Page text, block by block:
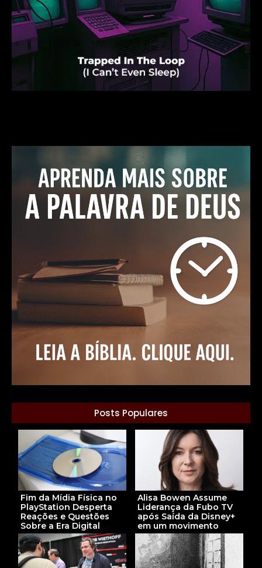
Posts Populares
Fim da Mídia Física no
PlayStation Desperta
Reações e Questões
Sobre a Era Digital
Alisa Bowen Assume
Liderança da Fubo TV
após Saída da Disney+
em um movimento